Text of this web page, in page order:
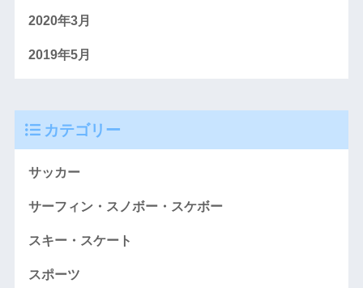
2020年3月
2019年5月
カテゴリー
サッカー
サーフィン・スノボー・スケボー
スキー・スケート
スポーツ